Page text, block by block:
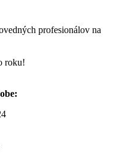
profesionálov na
roku!